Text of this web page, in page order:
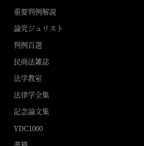
重要判例解説
論究ジュリスト
判例百選
民商法雑誌
法学教室
法律学全集
記念論文集
YDC1000